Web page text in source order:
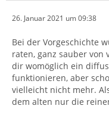
26. Januar 2021 um 09:38
Bei der Vorgeschichte
raten, ganz sauber
dir womöglich ein
funktionieren, aber
vielleicht nicht mehr.
dem alten nur die